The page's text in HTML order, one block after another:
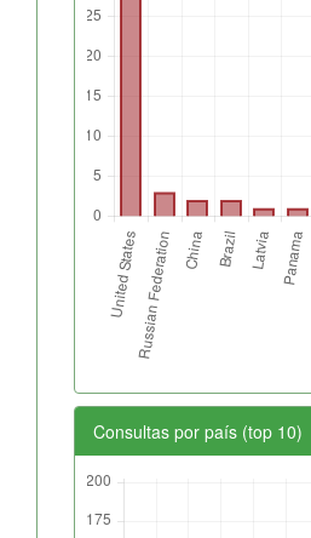
Consultas por país (top 10)